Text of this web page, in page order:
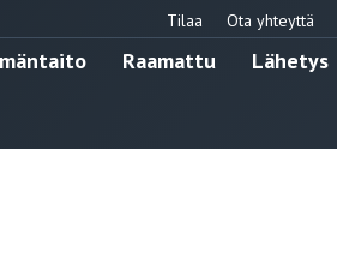
Tilaa Ota yhteyttä
Raamattu Lähetys